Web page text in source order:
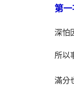
第一
深怕
所以
滿分